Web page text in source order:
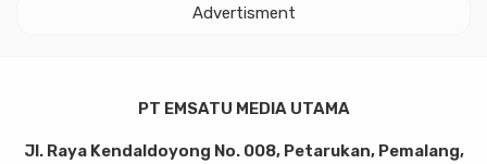
Advertisment
PT EMSATU MEDIA UTAMA
Jl. Raya Kendaldoyong No. 008, Petarukan, Pemalang,